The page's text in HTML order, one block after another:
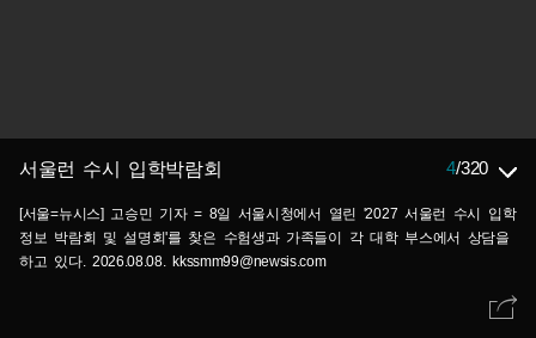
서울런 수시 입학박람회 4/320
[서울=뉴시스] 고승민 기자 = 8일 서울시청에서 열린 '2027 서울런 수시 입학
정보 박람회 및 설명회'를 찾은 수험생과 가족들이 각 대학 부스에서 상담을
하고 있다. 2026.08.08. kkssmm99@newsis.com